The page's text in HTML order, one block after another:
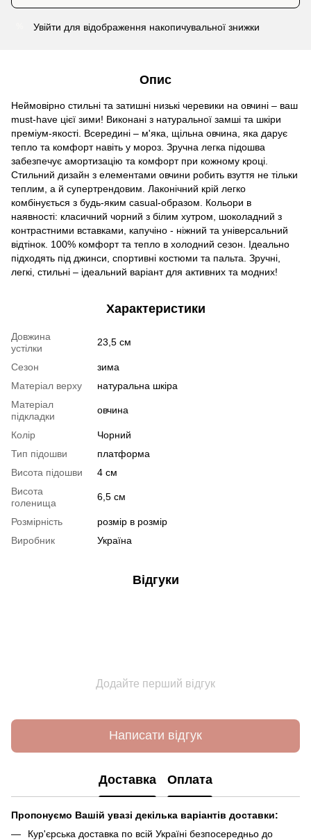
Увійти для відображення накопичувальної знижки
Опис
Неймовірно стильні та затишні низькі черевики на овчині – ваш
must-have цієї зими! Виконані з натуральної замші та шкіри
преміум-якості. Всередині – м'яка, щільна овчина, яка дарує
тепло та комфорт навіть у мороз. Зручна легка підошва
забезпечує амортизацію та комфорт при кожному кроці.
Стильний дизайн з елементами овчини робить взуття не тільки
теплим, а й супертрендовим. Лаконічний крій легко
комбінується з будь-яким casual-образом. Кольори в
наявності: класичний чорний з білим хутром, шоколадний з
контрастними вставками, капучіно - ніжний та універсальний
відтінок. 100% комфорт та тепло в холодний сезон. Ідеально
підходять під джинси, спортивні костюми та пальта. Зручні,
легкі, стильні – ідеальний варіант для активних та модних!
Характеристики
Довжина
устілки
23,5 см
Сезон
зима
Матеріал верху
натуральна шкіра
Матеріал
підкладки
овчина
Колір
Чорний
Тип підошви
платформа
Висота підошви
4 см
Висота
голенища
6,5 см
Розмірність
розмір в розмір
Виробник
Україна
Відгуки
Додайте перший відгук
Написати відгук
Доставка Оплата
Пропонуємо Вашій увазі декілька варіантів доставки:
Кур'єрська доставка по всій Україні безпосередньо до